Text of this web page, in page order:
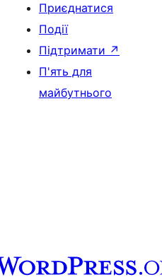
Приєднатися
Події
Підтримати ↗
П'ять для
майбутнього